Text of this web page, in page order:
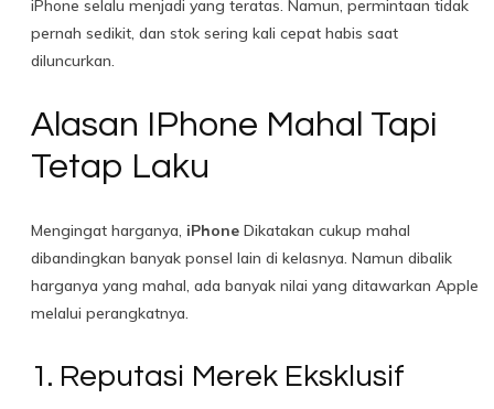
iPhone selalu menjadi yang teratas. Namun, permintaan tidak
pernah sedikit, dan stok sering kali cepat habis saat
diluncurkan.
Alasan IPhone Mahal Tapi
Tetap Laku
Mengingat harganya, iPhone Dikatakan cukup mahal
dibandingkan banyak ponsel lain di kelasnya. Namun dibalik
harganya yang mahal, ada banyak nilai yang ditawarkan Apple
melalui perangkatnya.
1. Reputasi Merek Eksklusif